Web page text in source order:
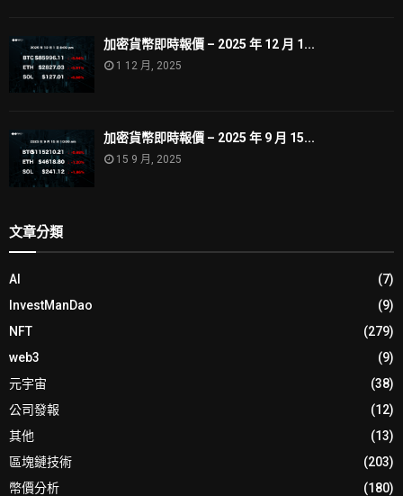
加密貨幣即時報價 – 2025 年 12 月 1...
1 12 月, 2025
加密貨幣即時報價 – 2025 年 9 月 15...
15 9 月, 2025
文章分類
AI
(7)
InvestManDao
(9)
NFT
(279)
web3
(9)
元宇宙
(38)
公司發報
(12)
其他
(13)
區塊鏈技術
(203)
幣價分析
(180)